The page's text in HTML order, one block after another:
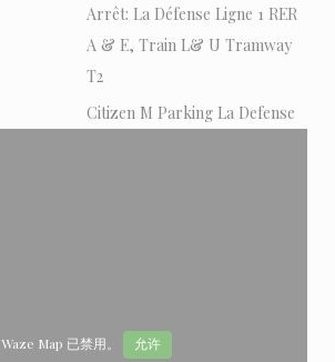
Arrêt: La Défense Ligne 1 RER
A & E, Train L& U Tramway
T2
Citizen M Parking La Defense
Waze Map 已禁用。 允许